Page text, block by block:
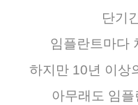
단기
임플란트마다
하지만10년 이상
아무래도 임플